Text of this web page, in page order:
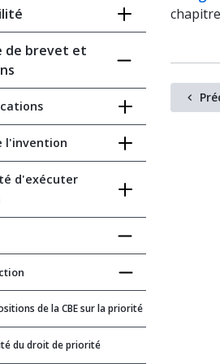
de brevet et
l'invention
d'exécuter
de la CBE sur la priorité
du droit de priorité
chapitre